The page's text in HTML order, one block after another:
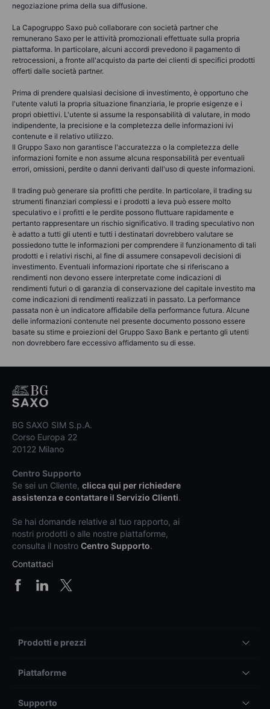
negoziazione prima della sua diffusione.
La Capogruppo Saxo può collaborare con società partner che
remunerano Saxo per le attività promozionali effettuate sulla propria
piattaforma. In particolare, alcuni accordi prevedono il pagamento di
retrocessioni, a fronte all'acquisto da parte dei clienti di specifici prodotti
offerti dalle società partner.
Prima di prendere qualsiasi decisione di investimento, è opportuno che
l'utente valuti la propria situazione finanziaria, le proprie esigenze e i
propri obiettivi. L'utente si assume la responsabilità di valutare, in modo
indipendente, la precisione e la completezza delle informazioni ivi
contenute e il relativo utilizzo.
Il Gruppo Saxo non garantisce l'accuratezza o la completezza delle
informazioni fornite e non assume alcuna responsabilità per eventuali
errori, omissioni, perdite o danni derivanti dall'uso di queste informazioni.
Il trading può generare sia profitti che perdite. In particolare, il trading su
strumenti finanziari complessi e i prodotti a leva può essere molto
speculativo e i profitti e le perdite possono fluttuare rapidamente e
pertanto rappresentare un rischio significativo. Il trading speculativo non
è adatto a tutti gli utenti e tutti i destinatari dovrebbero valutare se
possiedono tutte le informazioni per comprendere il funzionamento di tali
prodotti e i relativi rischi, al fine di assumere consapevoli decisioni di
investimento. Eventuali informazioni riportate che si riferiscano a
rendimenti non devono essere interpretate come indicazioni di
rendimenti futuri o di garanzia di conservazione del capitale investito ma
come indicazioni di rendimenti realizzati in passato. La performance
passata non è un indicatore affidabile della performance futura. Alcune
delle informazioni contenute nel presente documento possono essere
basate su stime e proiezioni del Gruppo Saxo Bank e pertanto gli utenti
non dovrebbero fare eccessivo affidamento su di esse.
BG SAXO SIM S.p.A.
Corso Europa 22
20122 Milano
Centro Supporto
Se sei un Cliente, clicca qui per richiedere
assistenza e contattare il Servizio Clienti.
Se hai domande relative al tuo rapporto, ai
nostri prodotti o alle nostre piattaforme,
consulta il nostro Centro Supporto.
Contattaci
Prodotti e prezzi
Piattaforme
Supporto